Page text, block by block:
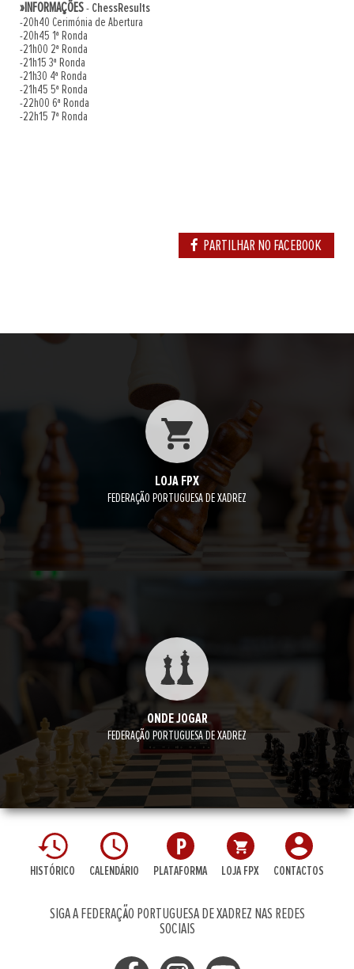
»INFORMAÇÕES- ChessResults
-20h40 Cerimónia de Abertura
-20h45 1ª Ronda
-21h00 2ª Ronda
-21h15 3ª Ronda
-21h30 4ª Ronda
-21h45 5ª Ronda
-22h00 6ª Ronda
-22h15 7ª Ronda
PARTILHAR NO FACEBOOK
LOJA FPX
FEDERAÇÃO PORTUGUESA DE XADREZ
ONDE JOGAR
FEDERAÇÃO PORTUGUESA DE XADREZ
HISTÓRICO CALENDÁRIO PLATAFORMA LOJA FPX CONTACTOS
SIGA A FEDERAÇÃO PORTUGUESA DE XADREZ NAS REDES
SOCIAIS